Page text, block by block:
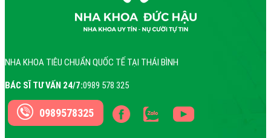
NHA KHOA TIÊU CHUẨN QUỐC TẾ TẠI THÁI BÌNH
BÁC SĨ TƯ VẤN 24/7:0989 578 325
0989578325